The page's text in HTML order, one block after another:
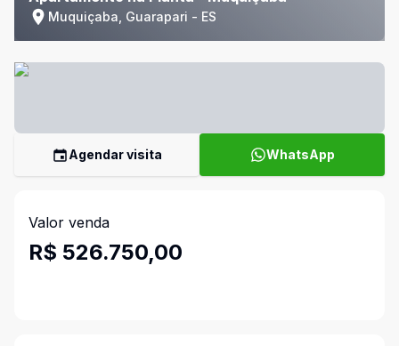
Muquiçaba, Guarapari - ES
Agendar visita WhatsApp
Valor venda
R$ 526.750,00